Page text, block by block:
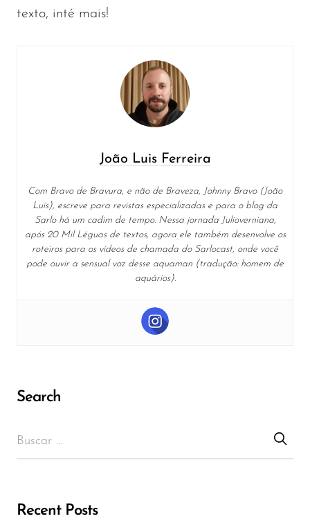
texto, inté mais!
João Luis Ferreira
Com Bravo de Bravura, e não de Braveza, Johnny Bravo (João
Luís), escreve para revistas especializadas e para o blog da
Sarlo há um cadim de tempo. Nessa jornada Julioverniana,
após 20 Mil Léguas de textos, agora ele também desenvolve os
roteiros para os vídeos de chamada do Sarlocast, onde você
pode ouvir a sensual voz desse aquaman (tradução: homem de
aquários).
Search
Recent Posts